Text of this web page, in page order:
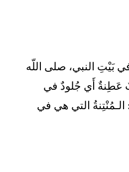
بَيْتِ النبي، صلى اللّه
عَطِنةٌ أَي جُلودٌ في
الـمُنْتِنةُ التي هي في